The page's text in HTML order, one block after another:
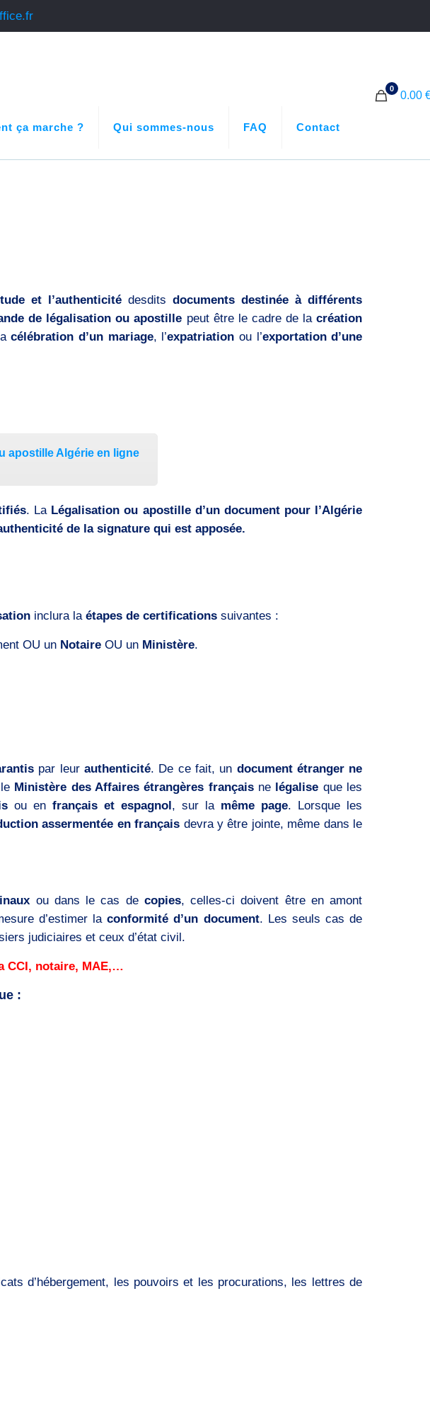
ça marche ? Qui sommes-nous FAQ Contact
0
0.00
et l’authenticité desditsdocuments destinée à différents
de légalisation ou apostille peut être le cadre de lacréation
célébration d’un mariage, l’expatriation ou l’exportation d’une
apostille Algérie en ligne
. La Légalisation ou apostille d’un document pour l’Algérie
de la signature qui est apposée.
inclura la étapes de certificationssuivantes :
OU un Notaire OU un Ministère.
par leur authenticité. De ce fait, un document étranger ne
Ministère des Affaires étrangères françaisne légalise que les
ou enfrançais et espagnol, sur la même page. Lorsque les
assermentée en français devra y être jointe, même dans le
ou dans le cas de copies, celles-ci doivent être en amont
d’estimer laconformité d’un document. Les seuls cas de
judiciaires et ceux d’état civil.
CCI, notaire, MAE,…
:
d’hébergement, les pouvoirs et les procurations, les lettres de